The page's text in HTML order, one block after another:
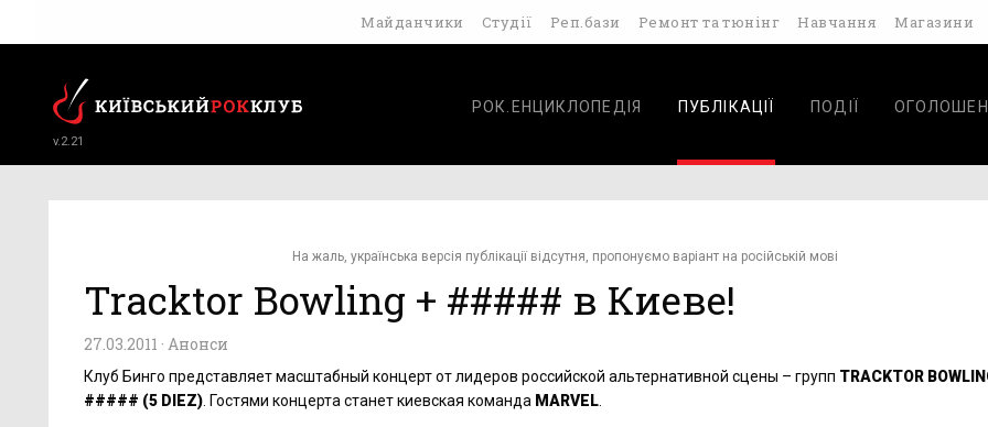
Майданчики Студії Реп.бази Ремонт та тюнінг Навчання Магазини
v.2.21
РОК.ЕНЦИКЛОПЕДІЯ ПУБЛІКАЦІЇ ПОДІЇ
На жаль, українська версія публікації відсутня, пропонуємо варіант на російській мові
Tracktor Bowling + ##### в Киеве!
27.03.2011 · Анонси
Клуб Бинго представляет масштабный концерт от лидеров российской альтернативной сцены – групп TRACKTOR
##### (5 DIEZ) . Гостями концерта станет киевская команда MARVEL